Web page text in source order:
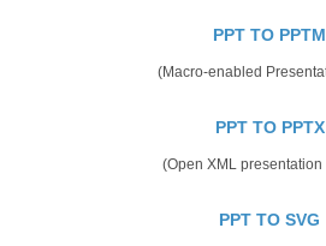
PPT TO PPTM
PPT TO PPTX
PPT TO SVG